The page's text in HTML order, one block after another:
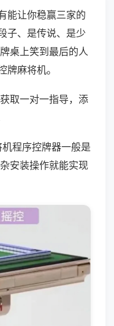
能让你稳赢三家的
子、是传说、是少
桌上笑到最后的人
麻将机。
取一对一指导，添
程序控牌器一般是
安装操作就能实现